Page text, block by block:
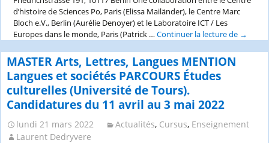
d’histoire de Sciences Po, Paris (Elissa Mailänder), le Centre Marc
Bloch e.V., Berlin (Aurélie Denoyer) et le Laboratoire ICT / Les
Europes dans le monde, Paris (Patrick …Continuer la lecture de Atelier
SIDA
→
MASTER Arts, Lettres, Langues MENTION
Langues et sociétés PARCOURS Études
culturelles (Université de Tours).
Candidatures du 11 avril au 3 mai 2022
lundi 21 mars 2022 Actualités, Cursus, Enseignement
Laurent Dedryvere